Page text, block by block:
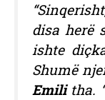
disa herë
ishte
Shumë
Emilitha.